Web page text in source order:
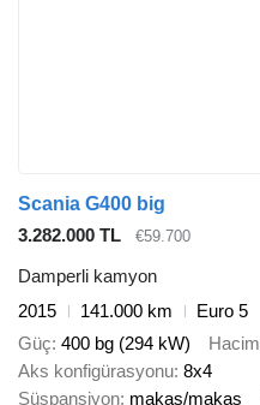
Scania G400 big
3.282.000 TL
€59.700
Damperli kamyon
2015
141.000 km
Euro 5
Güç 400 bg (294 kW) Hacim
Aks konfigürasyonu 8x4
Süspansiyon makas/makas